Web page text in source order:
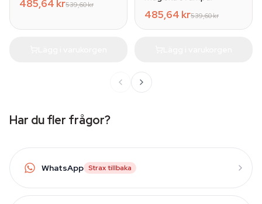
485,64 kr539,60 kr
485,64 kr539,60 kr
Har du fler frågor?
WhatsApp Strax tillbaka